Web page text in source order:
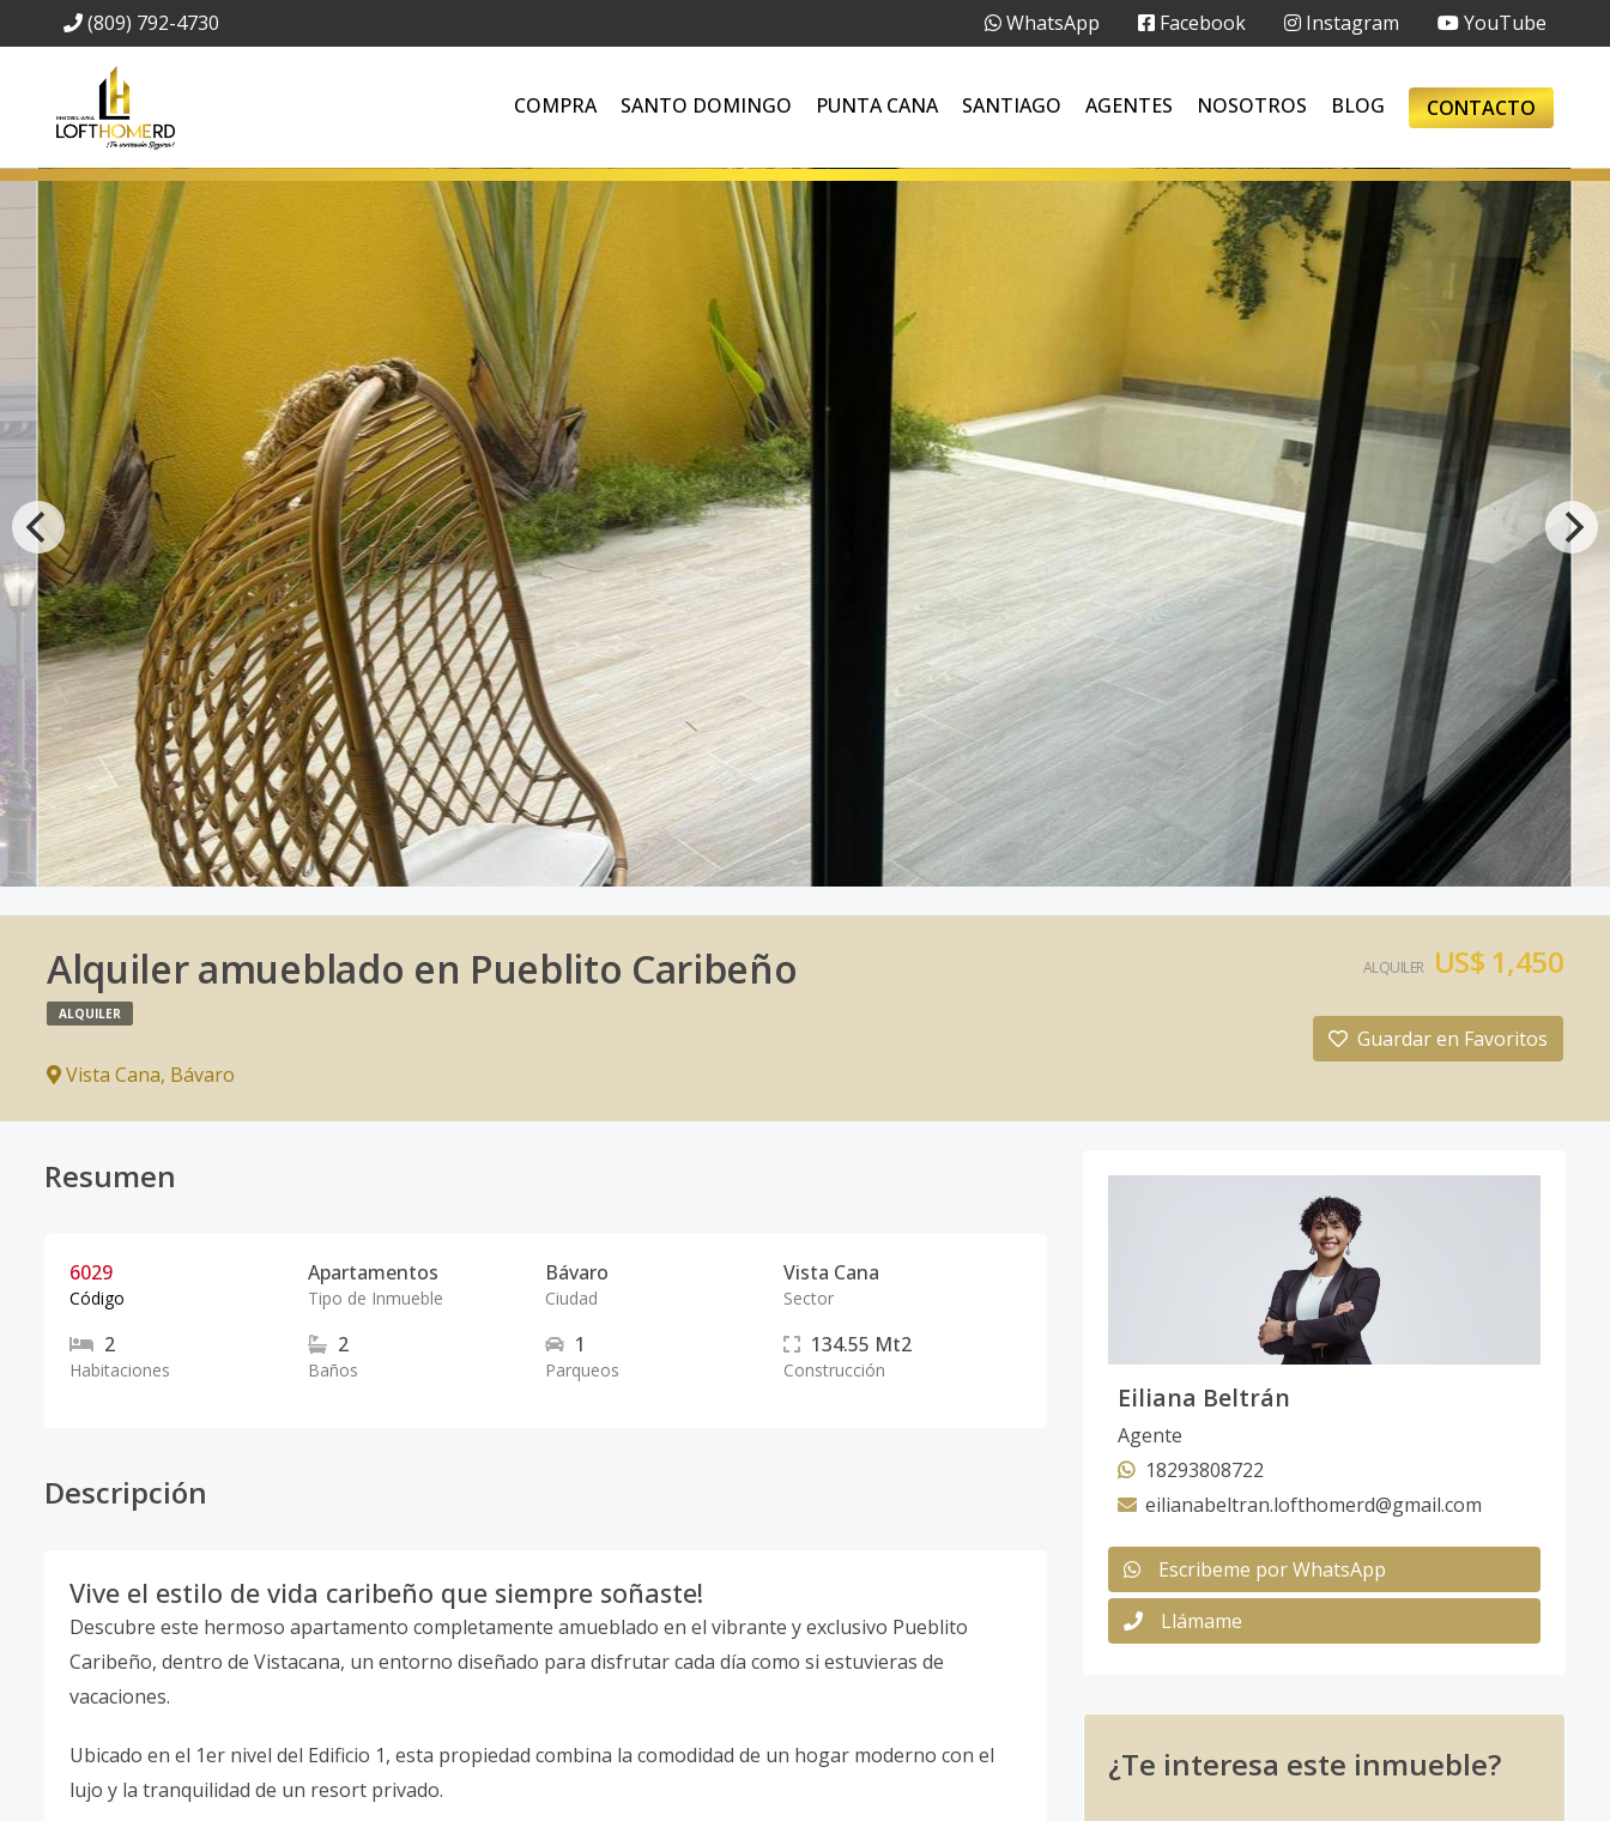
(809) 792-4730 WhatsApp Facebook Instagram YouTube
COMPRA SANTO DOMINGO PUNTA CANA SANTIAGO AGENTES NOSOTROS BLOG CONTACTO
Alquiler amueblado en Pueblito Caribeño
ALQUILER
Vista Cana, Bávaro
ALQUILER US$ 1,450
Guardar en Favoritos
Resumen
6029
Código
Apartamentos
Tipo de Inmueble
Bávaro
Ciudad
Vista Cana
Sector
2
Habitaciones
2
Baños
1
Parqueos
134.55 Mt2
Construcción
Descripción
Vive el estilo de vida caribeño que siempre soñaste!
Descubre este hermoso apartamento completamente amueblado en el vibrante y exclusivo Pueblito
Caribeño, dentro de Vistacana, un entorno diseñado para disfrutar cada día como si estuvieras de
vacaciones.
Ubicado en el 1er nivel del Edificio 1, esta propiedad combina la comodidad de un hogar moderno con el
lujo y la tranquilidad de un resort privado.
Eiliana Beltrán
Agente
18293808722
eilianabeltran.lofthomerd@gmail.com
Escribeme por WhatsApp
Llámame
¿Te interesa este inmueble?